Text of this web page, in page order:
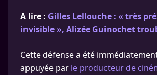
A lire : Gilles Lellouche : « très
invisible », Alizée Guinochet
Cette défense a été
appuyée par le producteur de